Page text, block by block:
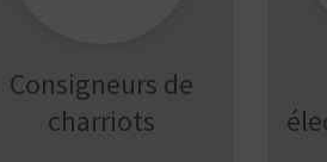
Consigneurs de
charriots